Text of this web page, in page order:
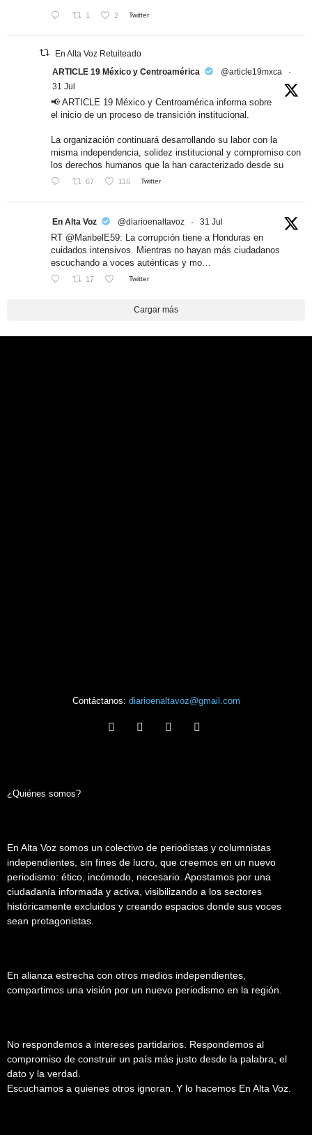
1 2 Twitter
En Alta Voz Retuiteado
ARTICLE 19 México y Centroamérica
@article19mxca
·
31 Jul
📢 ARTICLE 19 México y Centroamérica informa sobre
el inicio de un proceso de transición institucional.
La organización continuará desarrollando su labor con la
misma independencia, solidez institucional y compromiso con
los derechos humanos que la han caracterizado desde su
67 116 Twitter
En Alta Voz @diarioenaltavoz · 31 Jul
RT @MaribelE59: La corrupción tiene a Honduras en
cuidados intensivos. Mientras no hayan más ciudadanos
escuchando a voces auténticas y mo…
17 Twitter
Cargar más
Contáctanos: diarioenaltavoz@gmail.com
¿Quiénes somos?
En Alta Voz somos un colectivo de periodistas y columnistas
independientes, sin fines de lucro, que creemos en un nuevo
periodismo: ético, incómodo, necesario. Apostamos por una
ciudadanía informada y activa, visibilizando a los sectores
históricamente excluidos y creando espacios donde sus voces
sean protagonistas.
En alianza estrecha con otros medios independientes,
compartimos una visión por un nuevo periodismo en la región.
No respondemos a intereses partidarios. Respondemos al
compromiso de construir un país más justo desde la palabra, el
dato y la verdad.
Escuchamos a quienes otros ignoran. Y lo hacemos En Alta Voz.